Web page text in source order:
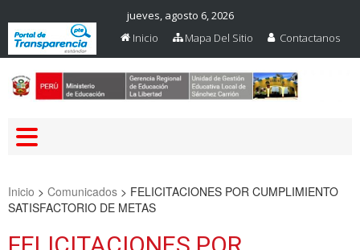
jueves, agosto 6, 2026
Inicio
Mapa Del Sitio Contactanos
Inicio > Comunicados > FELICITACIONES POR CUMPLIMIENTO
SATISFACTORIO DE METAS